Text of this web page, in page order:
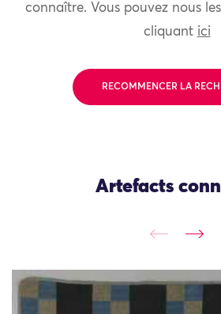
connaître. Vous pouvez nous
cliquant ici
RECOMMENCER LA
Artefacts